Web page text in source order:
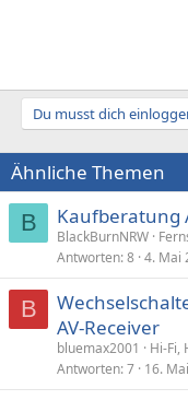
Du musst dich
Ähnliche Themen
B Kaufberatung
BlackBurnNRW
Antworten 8 4. Mai
B
AV-Receiver
bluemax2001
Hi-Fi,
Antworten 7 16.